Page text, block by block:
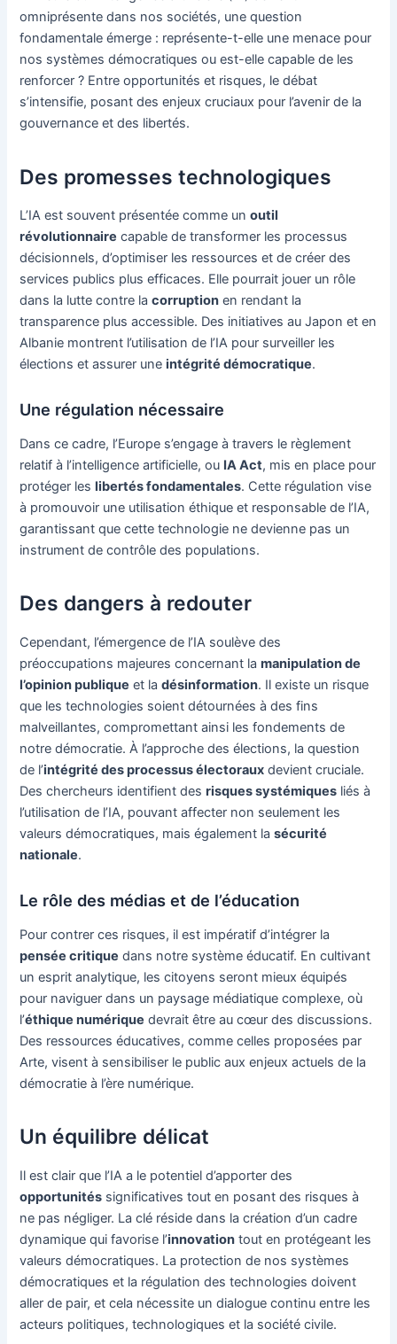
omniprésente dans nos sociétés, une question
fondamentale émerge : représente-t-elle une menace pour
nos systèmes démocratiques ou est-elle capable de les
renforcer ? Entre opportunités et risques, le débat
s’intensifie, posant des enjeux cruciaux pour l’avenir de la
gouvernance et des libertés.
Des promesses technologiques
L’IA est souvent présentée comme unoutil
révolutionnaire capable de transformer les processus
décisionnels, d’optimiser les ressources et de créer des
services publics plus efficaces. Elle pourrait jouer un rôle
dans la lutte contre lacorruption en rendant la
transparence plus accessible. Des initiatives au Japon et en
Albanie montrent l’utilisation de l’IA pour surveiller les
élections et assurer uneintégrité démocratique.
Une régulation nécessaire
Dans ce cadre, l’Europe s’engage à travers le règlement
relatif à l’intelligence artificielle, ou IA Act, mis en place pour
protéger leslibertés fondamentales. Cette régulation vise
à promouvoir une utilisation éthique et responsable de l’IA,
garantissant que cette technologie ne devienne pas un
instrument de contrôle des populations.
Des dangers à redouter
Cependant, l’émergence de l’IA soulève des
préoccupations majeures concernant lamanipulation de
l’opinion publique et ladésinformation. Il existe un risque
que les technologies soient détournées à des fins
malveillantes, compromettant ainsi les fondements de
notre démocratie. À l’approche des élections, la question
de l’intégrité des processus électoraux devient cruciale.
Des chercheurs identifient desrisques systémiques liés à
l’utilisation de l’IA, pouvant affecter non seulement les
valeurs démocratiques, mais également lasécurité
nationale.
Le rôle des médias et de l’éducation
Pour contrer ces risques, il est impératif d’intégrer la
pensée critique dans notre système éducatif. En cultivant
un esprit analytique, les citoyens seront mieux équipés
pour naviguer dans un paysage médiatique complexe, où
l’éthique numérique devrait être au cœur des discussions.
Des ressources éducatives, comme celles proposées par
Arte, visent à sensibiliser le public aux enjeux actuels de la
démocratie à l’ère numérique.
Un équilibre délicat
Il est clair que l’IA a le potentiel d’apporter des
opportunités significatives tout en posant des risques à
ne pas négliger. La clé réside dans la création d’un cadre
dynamique qui favorise l’innovation tout en protégeant les
valeurs démocratiques. La protection de nos systèmes
démocratiques et la régulation des technologies doivent
aller de pair, et cela nécessite un dialogue continu entre les
acteurs politiques, technologiques et la société civile.